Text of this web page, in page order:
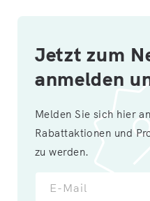
Jetzt zum
anmelden
Melden Sie sich hier
Rabattaktionen und
zu werden.
E-Mail